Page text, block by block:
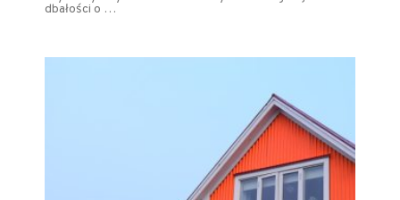
dbałości o …